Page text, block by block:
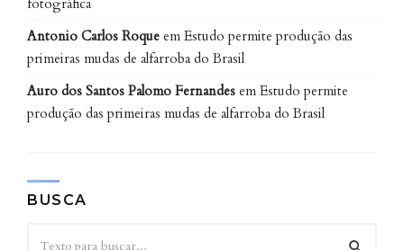
fotográfica
Antonio Carlos Roque em Estudo permite produção das
primeiras mudas de alfarroba do Brasil
Auro dos Santos Palomo Fernandes em Estudo permite
produção das primeiras mudas de alfarroba do Brasil
BUSCA